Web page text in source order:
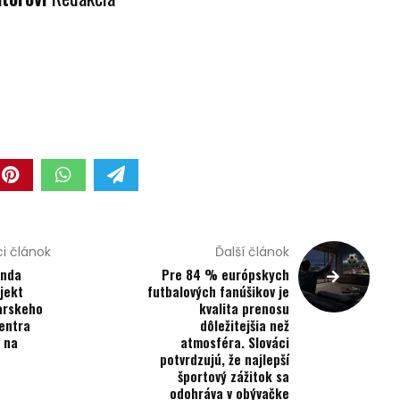
článok Ďalší článok
Pre 84 % európskych
futbalových fanúšikov je
kvalita prenosu
dôležitejšia než
atmosféra. Slováci
potvrdzujú, že najlepší
športový zážitok sa
odohráva v obývačke